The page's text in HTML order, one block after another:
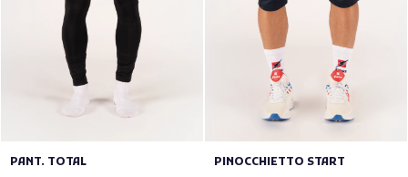
PANT. TOTAL
PINOCCHIETTO START